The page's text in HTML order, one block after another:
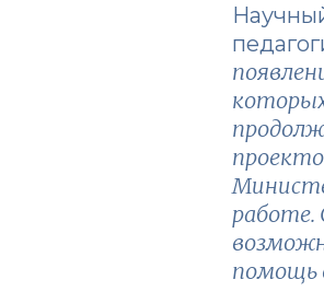
работе.
помощь